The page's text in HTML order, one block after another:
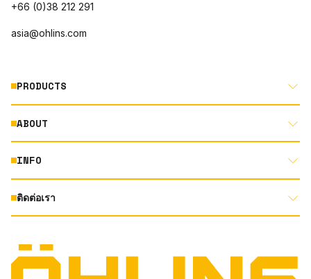
+66 (0)38 212 291
asia@ohlins.com
PRODUCTS
MOTORCYCLE
AUTOMOTIVE
ABOUT
ABOUT US
RACING
TERMS AND CONDITIONS
INFO
DOCUMENT LIBRARY
TECHNOLOGY
ติดต่อเรา
INSTAGRAM